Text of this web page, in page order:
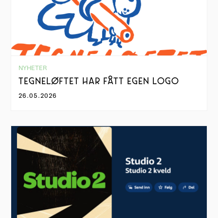
NYHETER
TEGNELØFTET HAR FÅTT EGEN LOGO
26.05.2026